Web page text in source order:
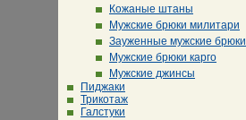
Кожаные штаны
Мужские брюки милитари
Зауженные мужские брюки
Мужские брюки карго
Мужские джинсы
Пиджаки
Трикотаж
Галстуки